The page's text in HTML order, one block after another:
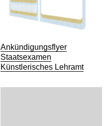
Ankündigungsflyer
Staatsexamen
Künstlerisches Lehramt